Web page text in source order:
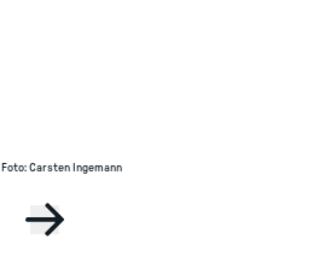
Foto: Carsten Ingemann